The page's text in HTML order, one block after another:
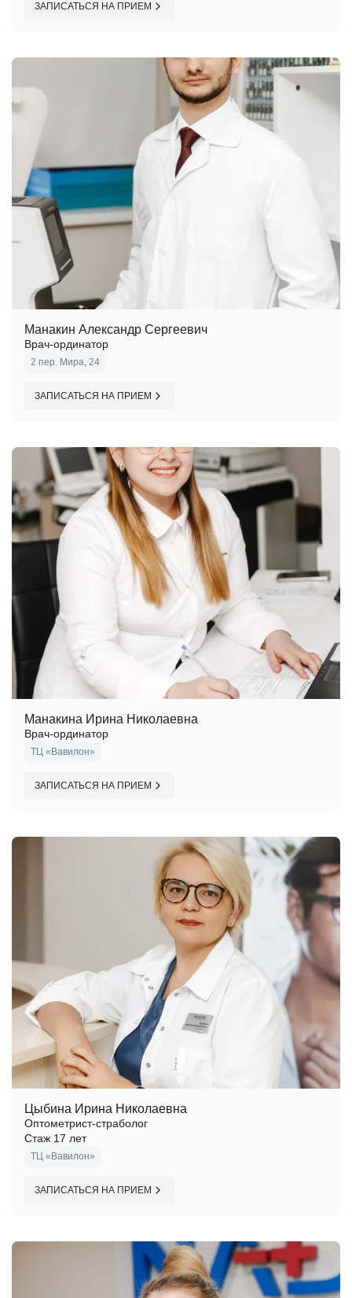
ЗАПИСАТЬСЯ НА ПРИЕМ
Манакин Александр Сергеевич
Врач-ординатор
2 пер. Мира, 24
ЗАПИСАТЬСЯ НА ПРИЕМ
Манакина Ирина Николаевна
Врач-ординатор
ТЦ «Вавилон»
ЗАПИСАТЬСЯ НА ПРИЕМ
Цыбина Ирина Николаевна
Оптометрист-страболог
Стаж 17 лет
ТЦ «Вавилон»
ЗАПИСАТЬСЯ НА ПРИЕМ